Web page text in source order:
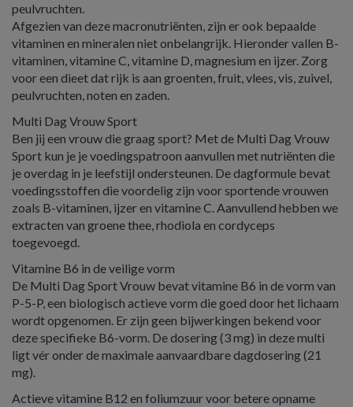
peulvruchten.
Afgezien van deze macronutriënten, zijn er ook bepaalde
vitaminen en mineralen niet onbelangrijk. Hieronder vallen B-
vitaminen, vitamine C, vitamine D, magnesium en ijzer. Zorg
voor een dieet dat rijk is aan groenten, fruit, vlees, vis, zuivel,
peulvruchten, noten en zaden.
Multi Dag Vrouw Sport
Ben jij een vrouw die graag sport? Met de Multi Dag Vrouw
Sport kun je je voedingspatroon aanvullen met nutriënten die
je overdag in je leefstijl ondersteunen. De dagformule bevat
voedingsstoffen die voordelig zijn voor sportende vrouwen
zoals B-vitaminen, ijzer en vitamine C. Aanvullend hebben we
extracten van groene thee, rhodiola en cordyceps
toegevoegd.
Vitamine B6 in de veilige vorm
De Multi Dag Sport Vrouw bevat vitamine B6 in de vorm van
P-5-P, een biologisch actieve vorm die goed door het lichaam
wordt opgenomen. Er zijn geen bijwerkingen bekend voor
deze specifieke B6-vorm. De dosering (3 mg) in deze multi
ligt vér onder de maximale aanvaardbare dagdosering (21
mg).
Actieve vitamine B12 en foliumzuur voor betere opname